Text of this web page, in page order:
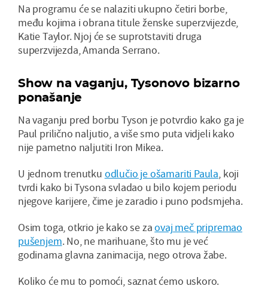
Na programu će se nalaziti ukupno četiri borbe,
među kojima i obrana titule ženske superzvijezde,
Katie Taylor. Njoj će se suprotstaviti druga
superzvijezda, Amanda Serrano.
Show na vaganju, Tysonovo bizarno
ponašanje
Na vaganju pred borbu Tyson je potvrdio kako ga je
Paul prilično naljutio, a više smo puta vidjeli kako
nije pametno naljutiti Iron Mikea.
U jednom trenutku odlučio je ošamariti Paula, koji
tvrdi kako bi Tysona svladao u bilo kojem periodu
njegove karijere, čime je zaradio i puno podsmjeha.
Osim toga, otkrio je kako se zaovaj meč pripremao
pušenjem. No, ne marihuane, što mu je već
godinama glavna zanimacija, nego otrova žabe.
Koliko će mu to pomoći, saznat ćemo uskoro.